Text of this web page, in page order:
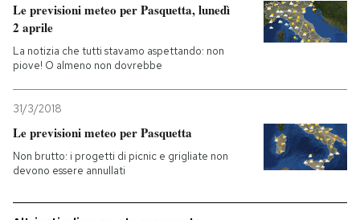
PODCAST
I MIEI PREFERITI
SHOP
Le previsioni meteo per Pasquetta, lunedì
2 aprile
La notizia che tutti stavamo aspettando: non
piove! O almeno non dovrebbe
31/3/2018
Le previsioni meteo per Pasquetta
Non brutto: i progetti di picnic e grigliate non
devono essere annullati